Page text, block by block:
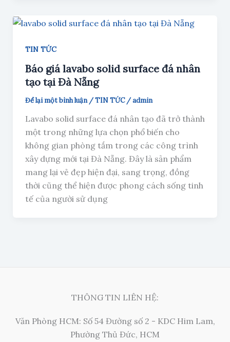
TIN TỨC
Báo giá lavabo solid surface đá nhân
tạo tại Đà Nẵng
Để lại một bình luận /TIN TỨC/admin
Lavabo solid surface đá nhân tạo đã trở thành
một trong những lựa chọn phổ biến cho
không gian phòng tắm trong các công trình
xây dựng mới tại Đà Nẵng. Đây là sản phẩm
mang lại vẻ đẹp hiện đại, sang trọng, đồng
thời cũng thể hiện được phong cách sống tinh
tế của người sử dụng
THÔNG TIN LIÊN HỆ:
Văn Phòng HCM: Số 54 Đường số 2 - KDC Him Lam,
Phường Thủ Đức, HCM